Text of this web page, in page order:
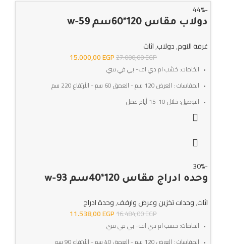
-44%
دولاب مقاس 120*60سم w-59
غرفة النوم,دولاب,اثاث
27.000,00EGP
15.000,00EGP
الخامات: خشب ام دي اف- بي في سي
المقاسات : العرض 120 سم - العمق 60 سم - الأرتفاع 220 سم
التوصيل: خلال 10-15 أيام عمل
SKU:w-59
-30%
وحده ادراج مقاس 120*40سم w-93
اثاث,وحدات تخزين وعرض وارفف,وحدة ادراج
16.484,00EGP
11.538,00EGP
الخامات: خشب ام دي اف- بي في سي
المقاسات : العرض 120 سم - العمق 40 سم - الأرتفاع 90 سم